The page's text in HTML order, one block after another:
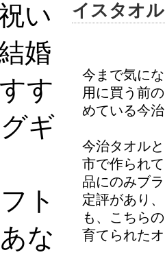
イスタオル
今まで気に
用に買う前
めている今
今治タオル
市で作られ
品にのみブ
定評があり
も、こちら
育てられた
い
婚
す
ギ
ト
な